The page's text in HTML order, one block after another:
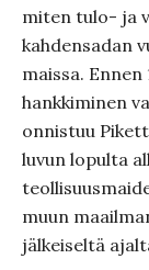
miten tulo- ja
kahdensadan
maissa.
hankkiminen
onnistuu
luvun lopulta
muun
jälkeiseltä